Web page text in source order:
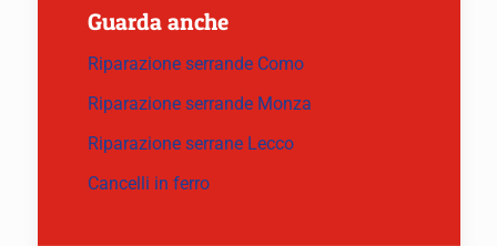
Guarda anche
Riparazione serrande Como
Riparazione serrande Monza
Riparazione serrane Lecco
Cancelli in ferro